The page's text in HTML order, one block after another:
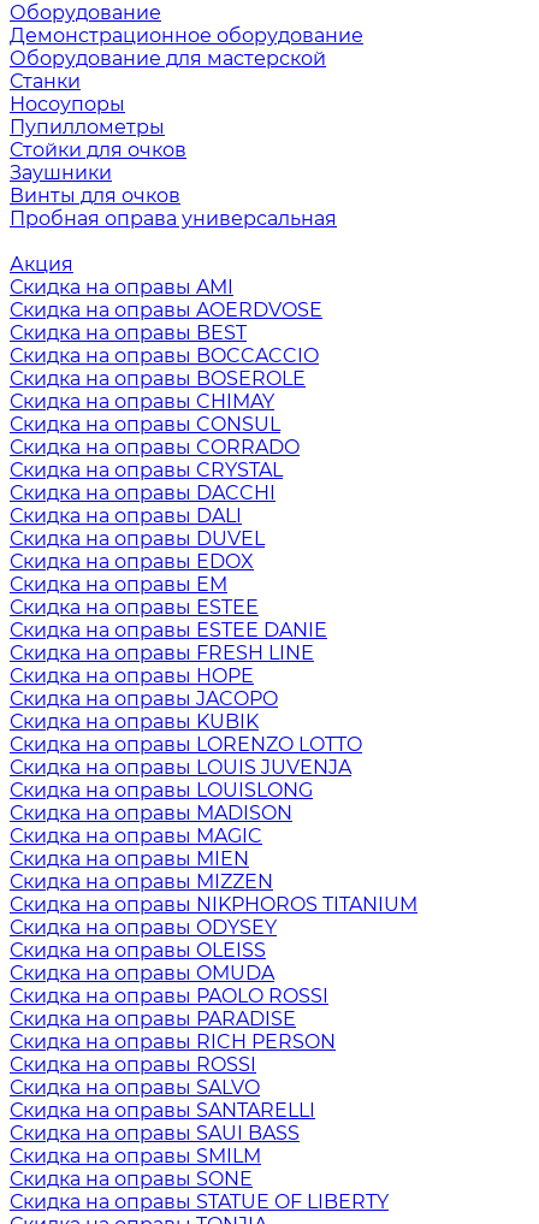
Оборудование
Демонстрационное оборудование
Оборудование для мастерской
Станки
Носоупоры
Пупиллометры
Стойки для очков
Заушники
Винты для очков
Пробная оправа универсальная
Акция
Скидка на оправы AMI
Скидка на оправы AOERDVOSE
Скидка на оправы BEST
Скидка на оправы BOCCACCIO
Скидка на оправы BOSEROLE
Скидка на оправы CHIMAY
Скидка на оправы CONSUL
Скидка на оправы CORRADO
Скидка на оправы CRYSTAL
Скидка на оправы DACCHI
Скидка на оправы DALI
Скидка на оправы DUVEL
Скидка на оправы EDOX
Скидка на оправы EM
Скидка на оправы ESTEE
Скидка на оправы ESTEE DANIE
Скидка на оправы FRESH LINE
Скидка на оправы HOPE
Скидка на оправы JACOPO
Скидка на оправы KUBIK
Скидка на оправы LORENZO LOTTO
Скидка на оправы LOUIS JUVENJA
Скидка на оправы LOUISLONG
Скидка на оправы MADISON
Скидка на оправы MAGIC
Скидка на оправы MIEN
Скидка на оправы MIZZEN
Скидка на оправы NIKPHOROS TITANIUM
Скидка на оправы ODYSEY
Скидка на оправы OLEISS
Скидка на оправы OMUDA
Скидка на оправы PAOLO ROSSI
Скидка на оправы PARADISE
Скидка на оправы RICH PERSON
Скидка на оправы ROSSI
Скидка на оправы SALVO
Скидка на оправы SANTARELLI
Скидка на оправы SAUI BASS
Скидка на оправы SMILM
Скидка на оправы SONE
Скидка на оправы STATUE OF LIBERTY